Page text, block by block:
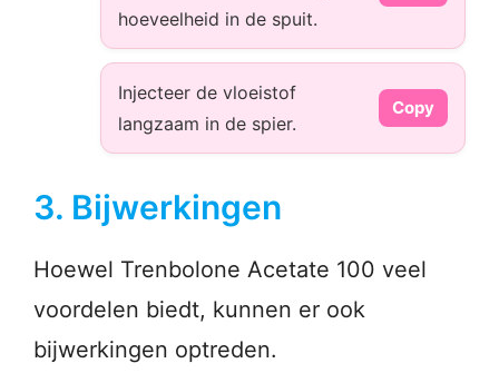
hoeveelheid in de spuit.
Injecteer de vloeistof
langzaam in de spier.
Copy
3. Bijwerkingen
Hoewel Trenbolone Acetate 100 veel
voordelen biedt, kunnen er ook
bijwerkingen optreden.